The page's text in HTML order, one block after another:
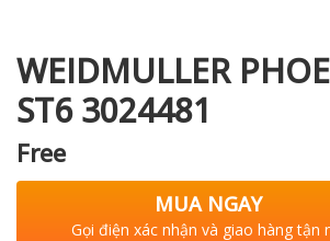
WEIDMULLER
ST6 3024481
Free
MUA NGAY
Gọi điện xác nhận và giao hàng tận